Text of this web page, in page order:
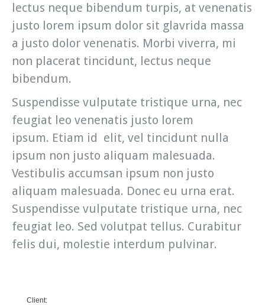
lectus neque bibendum turpis, at venenatis
justo lorem ipsum dolor sit glavrida massa
a justo dolor venenatis. Morbi viverra, mi
non placerat tincidunt, lectus neque
bibendum.
Suspendisse vulputate tristique urna, nec
feugiat leo venenatis justo lorem
ipsum. Etiam id elit, vel tincidunt nulla
ipsum non justo aliquam malesuada.
Vestibulis accumsan ipsum non justo
aliquam malesuada. Donec eu urna erat.
Suspendisse vulputate tristique urna, nec
feugiat leo. Sed volutpat tellus. Curabitur
felis dui, molestie interdum pulvinar.
Client: